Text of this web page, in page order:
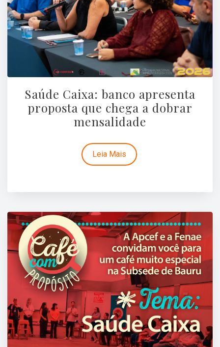
Saúde Caixa: banco apresenta
proposta que chega a dobrar
mensalidade
Leia Mais